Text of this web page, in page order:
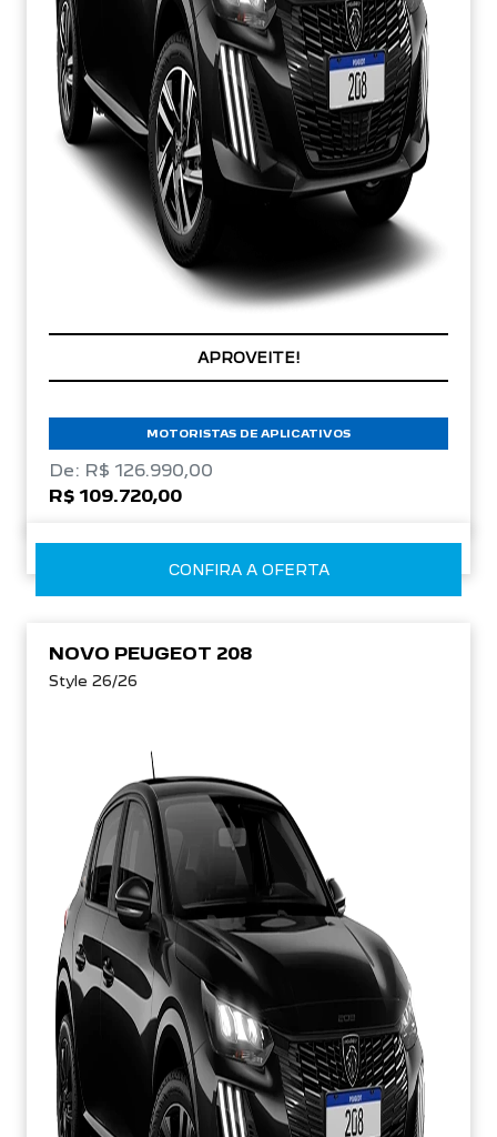
PREÇOS REDUZIDOS
MOTORISTAS DE APLICATIVOS
De: R$ 126.990,00
R$ 109.720,00
CONFIRA A OFERTA
NOVO PEUGEOT 208
Style 26/26